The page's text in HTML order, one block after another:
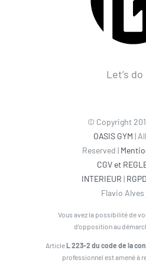
Let’s
© Copyright
OASIS GYM |
Reserved |
CGV et
INTERIEUR | RGPD
Flavio Alves
Vous avez la possibilité de
d’opposition au
ArticleL 223-2 du code de la
professionnel est amené à